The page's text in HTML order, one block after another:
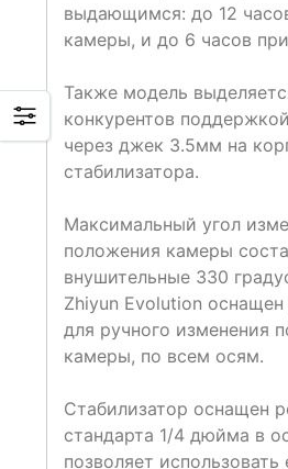
выдающимся: до 12
камеры, и до 6 часов
Также модель
конкурентов
через джек 3.5мм на
стабилизатора.
Максимальный угол
положения камеры
внушительные 330
Zhiyun Evolution
для ручного изменения
камеры, по всем осям.
Стабилизатор оснащен
стандарта 1/4 дюйма в
позволяет